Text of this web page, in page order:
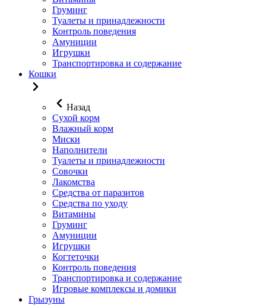
Груминг
Туалеты и принадлежности
Контроль поведения
Амуниции
Игрушки
Транспортировка и содержание
Кошки
Назад
Сухой корм
Влажный корм
Миски
Наполнители
Туалеты и принадлежности
Совочки
Лакомства
Средства от паразитов
Средства по уходу
Витамины
Груминг
Амуниции
Игрушки
Когтеточки
Контроль поведения
Транспортировка и содержание
Игровые комплексы и домики
Грызуны